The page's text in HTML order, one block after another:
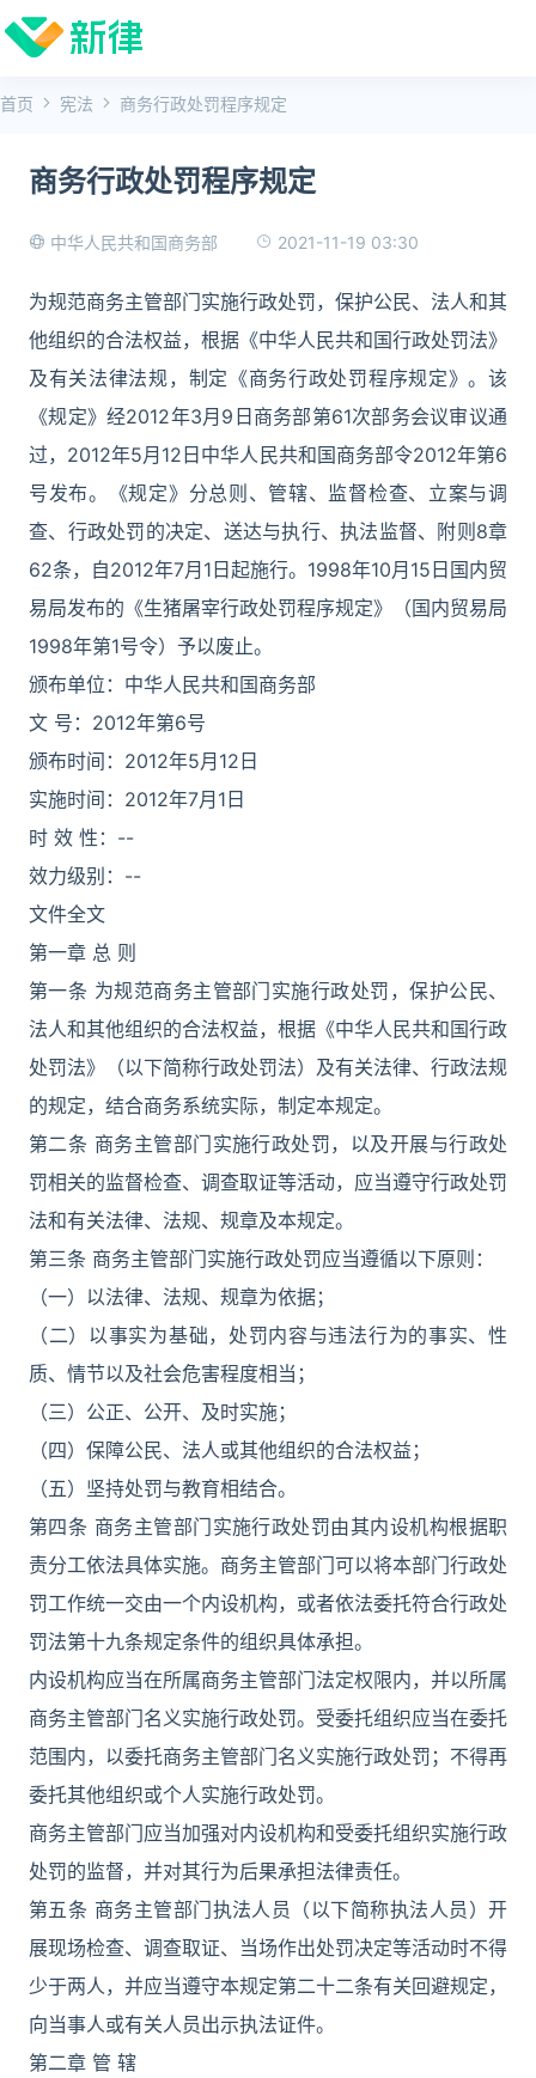
首页 宪法 商务行政处罚程序规定
商务行政处罚程序规定
中华人民共和国商务部 2021-11-19 03:30
为规范商务主管部门实施行政处罚，保护公民、法人和其
他组织的合法权益，根据《中华人民共和国行政处罚法》
及有关法律法规，制定《商务行政处罚程序规定》。该
《规定》经2012年3月9日商务部第61次部务会议审议通
过，2012年5月12日中华人民共和国商务部令2012年第6
号发布。《规定》分总则、管辖、监督检查、立案与调
查、行政处罚的决定、送达与执行、执法监督、附则8章
62条，自2012年7月1日起施行。1998年10月15日国内贸
易局发布的《生猪屠宰行政处罚程序规定》（国内贸易局
1998年第1号令）予以废止。
颁布单位：中华人民共和国商务部
文 号：2012年第6号
颁布时间：2012年5月12日
实施时间：2012年7月1日
时 效 性：--
效力级别：--
文件全文
第一章 总 则
第一条 为规范商务主管部门实施行政处罚，保护公民、
法人和其他组织的合法权益，根据《中华人民共和国行政
处罚法》（以下简称行政处罚法）及有关法律、行政法规
的规定，结合商务系统实际，制定本规定。
第二条 商务主管部门实施行政处罚，以及开展与行政处
罚相关的监督检查、调查取证等活动，应当遵守行政处罚
法和有关法律、法规、规章及本规定。
第三条 商务主管部门实施行政处罚应当遵循以下原则：
（一）以法律、法规、规章为依据；
（二）以事实为基础，处罚内容与违法行为的事实、性
质、情节以及社会危害程度相当；
（三）公正、公开、及时实施；
（四）保障公民、法人或其他组织的合法权益；
（五）坚持处罚与教育相结合。
第四条 商务主管部门实施行政处罚由其内设机构根据职
责分工依法具体实施。商务主管部门可以将本部门行政处
罚工作统一交由一个内设机构，或者依法委托符合行政处
罚法第十九条规定条件的组织具体承担。
内设机构应当在所属商务主管部门法定权限内，并以所属
商务主管部门名义实施行政处罚。受委托组织应当在委托
范围内，以委托商务主管部门名义实施行政处罚；不得再
委托其他组织或个人实施行政处罚。
商务主管部门应当加强对内设机构和受委托组织实施行政
处罚的监督，并对其行为后果承担法律责任。
第五条 商务主管部门执法人员（以下简称执法人员）开
展现场检查、调查取证、当场作出处罚决定等活动时不得
少于两人，并应当遵守本规定第二十二条有关回避规定，
向当事人或有关人员出示执法证件。
第二章 管 辖